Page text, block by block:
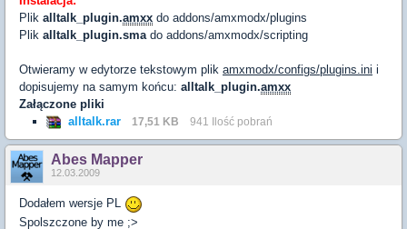
Plik alltalk_plugin.amxx do addons/amxmodx/plugins
Plik alltalk_plugin.smado addons/amxmodx/scripting
Otwieramy w edytorze tekstowym plik amxmodx/configs/plugins.ini i
dopisujemy na samym końcu: alltalk_plugin.amxx
Załączone pliki
alltalk.rar
17,51 KB 941 Ilość pobrań
Abes Mapper
12.03.2009
Dodałem wersje PL
Spolszczone by me ;>